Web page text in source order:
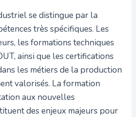
se distingue par la
très spécifiques. Les
les formations techniques
ainsi que les certifications
les métiers de la production
valorisés. La formation
aux nouvelles
des enjeux majeurs pour